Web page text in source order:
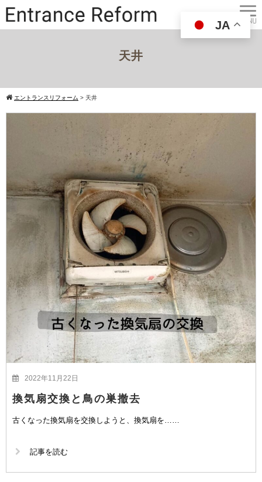
天井
エントランスリフォーム > 天井
2022年11月22日
換気扇交換と鳥の巣撤去
古くなった換気扇を交換しようと、換気扇を……
記事を読む
JA